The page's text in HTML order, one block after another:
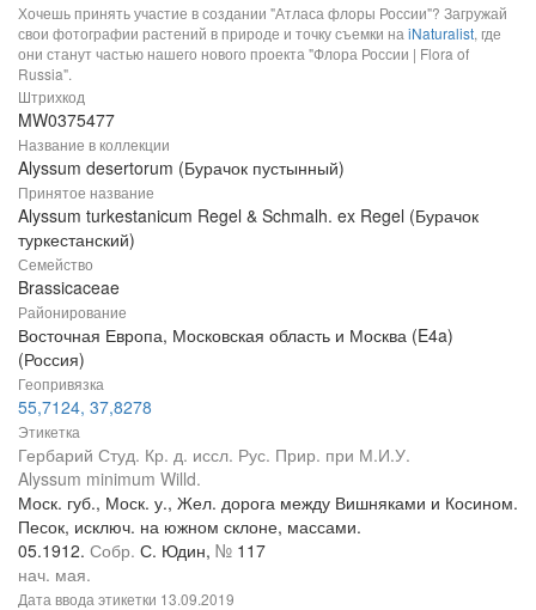
Хочешь принять участие в создании "Атласа флоры России"? Загружай
свои фотографии растений в природе и точку съемки на iNaturalist, где
они станут частью нашего нового проекта "Флора России | Flora of
Russia".
Штрихкод
MW0375477
Название в коллекции
Alyssum desertorum (Бурачок пустынный)
Принятое название
Alyssum turkestanicum Regel & Schmalh. ex Regel (Бурачок
туркестанский)
Семейство
Brassicaceae
Районирование
Восточная Европа, Московская область и Москва (E4a)
(Россия)
Геопривязка
55,7124, 37,8278
Этикетка
Гербарий Студ. Кр. д. иссл. Рус. Прир. при М.И.У.
Alyssum minimum Willd.
Моск. губ., Моск. у., Жел. дорога между Вишняками и Косином.
Песок, исключ. на южном склоне, массами.
05.1912. Собр. С. Юдин, № 117
нач. мая.
Дата ввода этикетки 13.09.2019